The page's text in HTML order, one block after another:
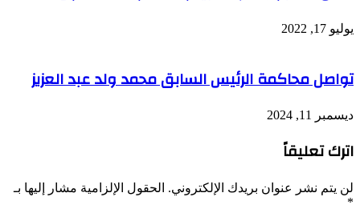
يوليو 17, 2022
تواصل محاكمة الرئيس السابق محمد ولد عبد العزيز
ديسمبر 11, 2024
اترك تعليقاً
لن يتم نشر عنوان بريدك الإلكتروني. الحقول الإلزامية مشار إليها بـ
*